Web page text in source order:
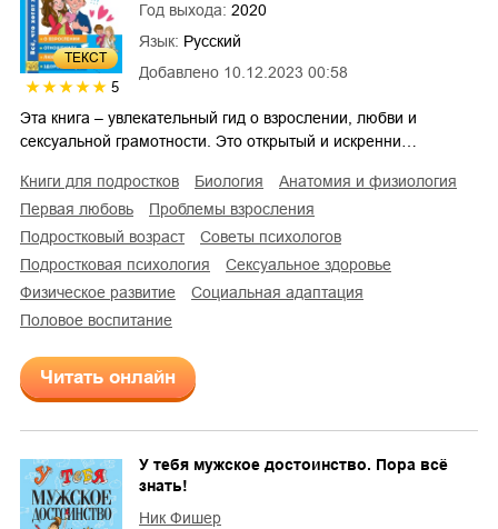
ТЕКСТ
5
Добавлено 10.12.2023 00:58
Год выхода: 2020
Язык: Русский
Эта книга – увлекательный гид о взрослении, любви и
сексуальной грамотности. Это открытый и искренни…
книги для подростков биология
анатомия и физиология
первая любовь
проблемы взросления
подростковый возраст
советы психологов
подростковая психология
сексуальное здоровье
физическое развитие
социальная адаптация
половое воспитание
Читать онлайн
У тебя мужское достоинство. Пора всё
знать!
Ник Фишер